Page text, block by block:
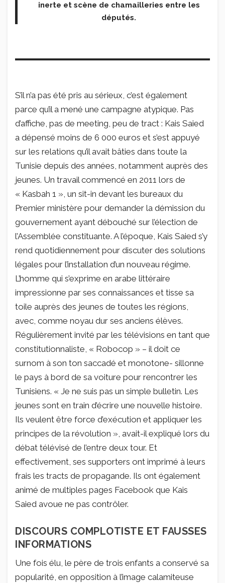
inerte et scène de chamailleries entre les
députés.
S’il n’a pas été pris au sérieux, c’est également
parce qu’il a mené une campagne atypique. Pas
d’affiche, pas de meeting, peu de tract : Kais Saied
a dépensé moins de 6 000 euros et s’est appuyé
sur les relations qu’il avait bâties dans toute la
Tunisie depuis des années, notamment auprès des
jeunes. Un travail commencé en 2011 lors de
« Kasbah 1 », un sit-in devant les bureaux du
Premier ministère pour demander la démission du
gouvernement ayant débouché sur l’élection de
l’Assemblée constituante. A l’époque, Kais Saied s’y
rend quotidiennement pour discuter des solutions
légales pour l’installation d’un nouveau régime.
L’homme qui s’exprime en arabe littéraire
impressionne par ses connaissances et tisse sa
toile auprès des jeunes de toutes les régions,
avec, comme noyau dur ses anciens élèves.
Régulièrement invité par les télévisions en tant que
constitutionnaliste, « Robocop » – il doit ce
surnom à son ton saccadé et monotone- sillonne
le pays à bord de sa voiture pour rencontrer les
Tunisiens. « Je ne suis pas un simple bulletin. Les
jeunes sont en train d’écrire une nouvelle histoire.
Ils veulent être force d’exécution et appliquer les
principes de la révolution », avait-il expliqué lors du
débat télévisé de l’entre deux tour. Et
effectivement, ses supporters ont imprimé à leurs
frais les tracts de propagande. Ils ont également
animé de multiples pages Facebook que Kais
Saied avoue ne pas contrôler.
DISCOURS COMPLOTISTE ET FAUSSES
INFORMATIONS
Une fois élu, le père de trois enfants a conservé sa
popularité, en opposition à l’image calamiteuse